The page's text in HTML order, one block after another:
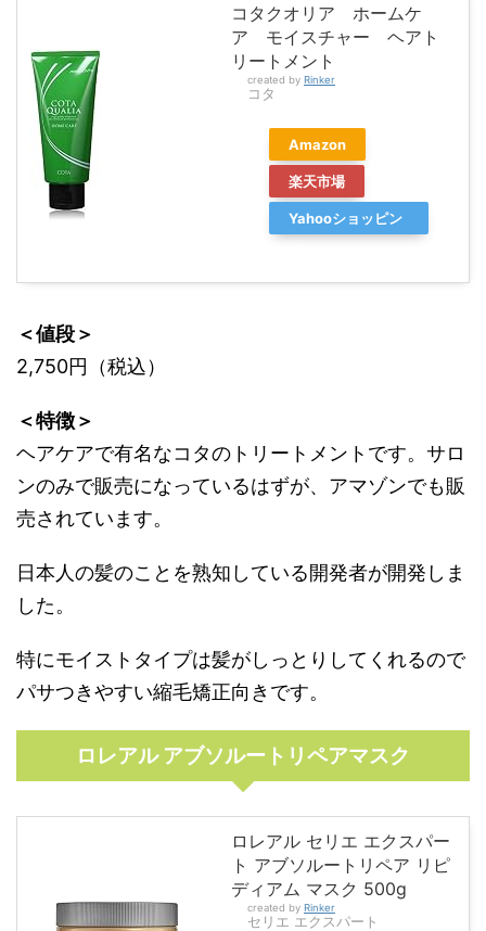
コタクオリア ホームケ
ア モイスチャー ヘアト
リートメント
created by Rinker
コタ
Amazon
楽天市場
Yahooショッピン
＜値段＞
2,750円（税込）
＜特徴＞
ヘアケアで有名なコタのトリートメントです。サロ
ンのみで販売になっているはずが、アマゾンでも販
売されています。
日本人の髪のことを熟知している開発者が開発しま
した。
特にモイストタイプは髪がしっとりしてくれるので
パサつきやすい縮毛矯正向きです。
ロレアル アブソルートリペアマスク
ロレアル セリエ エクスパー
ト アブソルートリペア リピ
ディアム マスク 500g
created by Rinker
セリエ エクスパート